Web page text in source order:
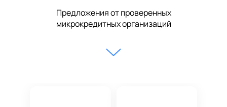
Предложения от проверенных
микрокредитных организаций